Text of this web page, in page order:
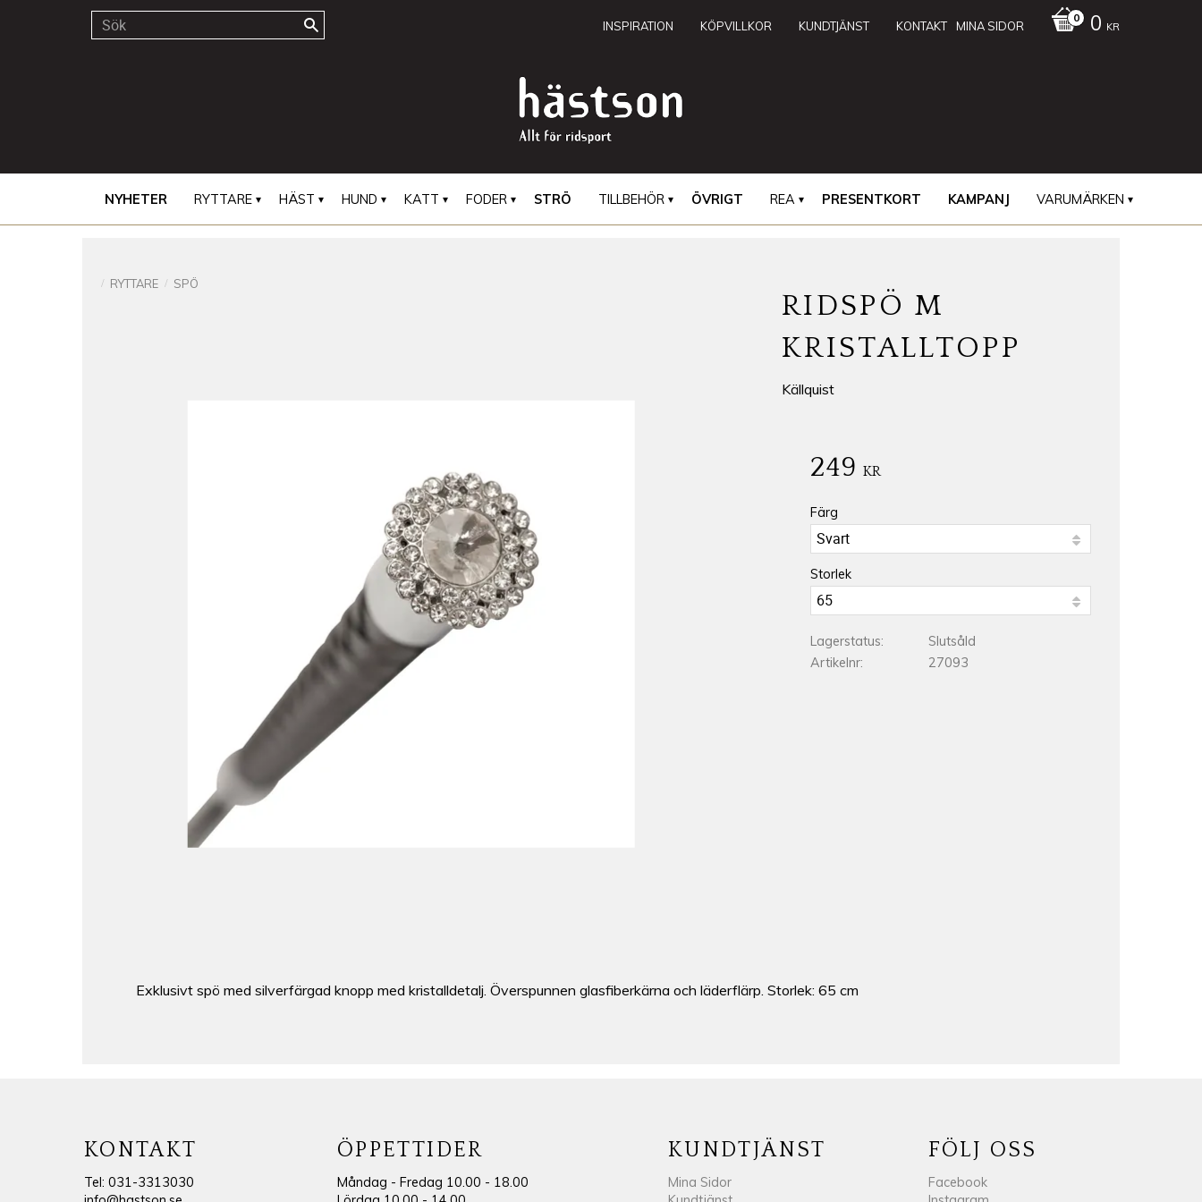
MINA SIDOR
KONTAKT
KUNDTJÄNST
KÖPVILLKOR
INSPIRATION 0 KR
NYHETER RYTTARE HÄST HUND KATT FODER STRÖ TILLBEHÖR ÖVRIGT REA PRESENTKORT KAMPANJ VARUMÄRKEN
RYTTARE SPÖ
RIDSPÖ M
KRISTALLTOPP
Källquist
249 KR
Färg
Storlek
Lagerstatus
Slutsåld
Artikelnr
27093
Exklusivt spö med silverfärgad knopp med kristalldetalj. Överspunnen glasfiberkärna och läderflärp. Storlek: 65 cm
KONTAKT
Tel: 031-3313030
ÖPPETTIDER
Måndag - Fredag 10.00 - 18.00
KUNDTJÄNST
Mina Sidor
FÖLJ OSS
Facebook